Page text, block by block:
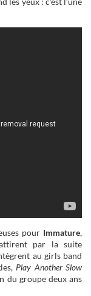
pour Immature,
par la suite
au girls band
Play Another Slow
du groupe deux ans